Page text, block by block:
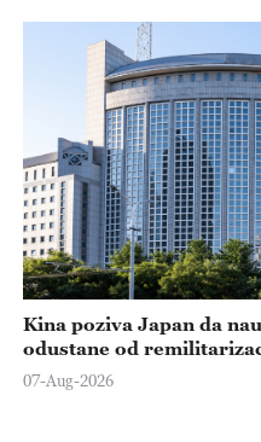
Kina poziva Japan da
odustane od
07-Aug-2026